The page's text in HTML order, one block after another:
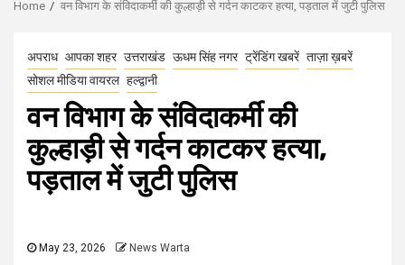
Home वन विभाग के संविदाकर्मी की कुल्हाड़ी से गर्दन काटकर हत्या, पड़ताल में जुटी पुलिस
अपराध आपका शहर उत्तराखंड ऊधम सिंह नगर ट्रेंडिंग खबरें ताज़ा ख़बरें
सोशल मीडिया वायरल हल्द्वानी
वन विभाग के संविदाकर्मी की
कुल्हाड़ी से गर्दन काटकर हत्या,
पड़ताल में जुटी पुलिस
May 23, 2026 News Warta